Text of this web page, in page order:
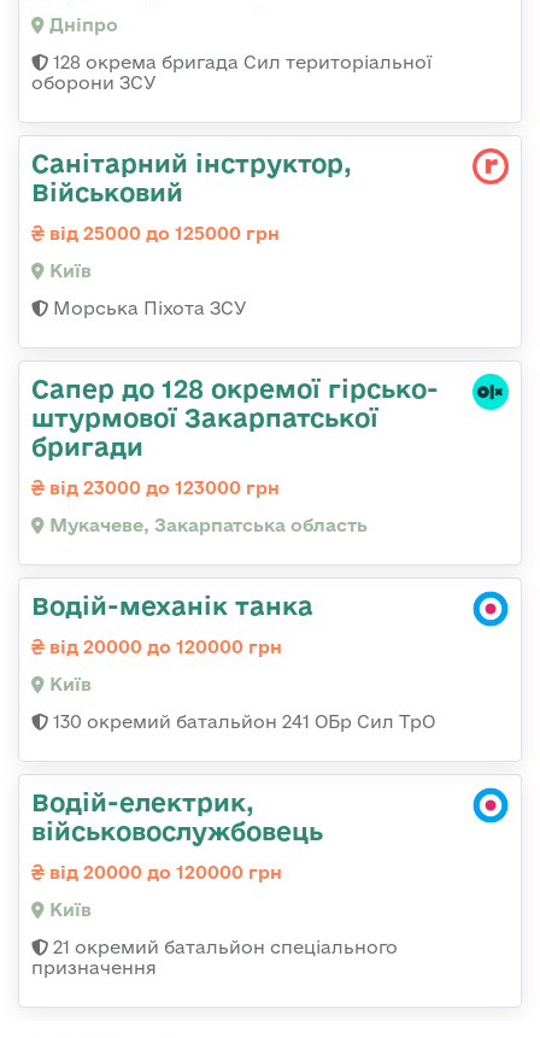
Дніпро
128 окрема бригада Сил територіальної
оборони ЗСУ
Санітарний інструктор,
Військовий
від 25000 до 125000 грн
Київ
Морська Піхота ЗСУ
Сапер до 128 окремої гірсько-
штурмової Закарпатської
бригади
від 23000 до 123000 грн
Мукачеве, Закарпатська область
Водій-механік танка
від 20000 до 120000 грн
Київ
130 окремий батальйон 241 ОБр Сил ТрО
Водій-електрик,
військовослужбовець
від 20000 до 120000 грн
Київ
21 окремий батальйон спеціального
призначення